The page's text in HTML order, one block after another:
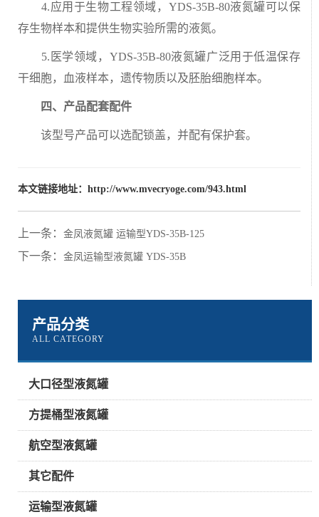
4.应用于生物工程领域，YDS-35B-80液氮罐可以保
存生物样本和提供生物实验所需的液氮。
5.医学领域，YDS-35B-80液氮罐广泛用于低温保存
干细胞，血液样本，遗传物质以及胚胎细胞样本。
四、产品配套配件
该型号产品可以选配锁盖，并配有保护套。
本文链接地址： http://www.mvecryoge.com/943.html
上一条： 金凤液氮罐 运输型YDS-35B-125
下一条： 金凤运输型液氮罐 YDS-35B
产品分类
ALL CATEGORY
大口径型液氮罐
方提桶型液氮罐
航空型液氮罐
其它配件
运输型液氮罐